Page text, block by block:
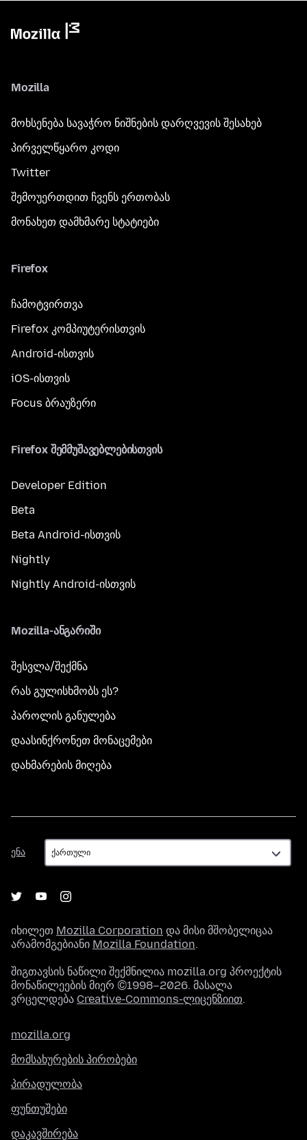
Mozilla
მოხსენება სავაჭრო ნიშნების დარღვევის შესახებ
პირველწყარო კოდი
Twitter
შემოუერთდით ჩვენს ერთობას
მონახეთ დამხმარე სტატიები
Firefox
ჩამოტვირთვა
Firefox კომპიუტერისთვის
Android-ისთვის
iOS-ისთვის
Focus ბრაუზერი
Firefox შემმუშავებლებისთვის
Developer Edition
Beta
Beta Android-ისთვის
Nightly
Nightly Android-ისთვის
Mozilla-ანგარიში
შესვლა/შექმნა
რას გულისხმობს ეს?
პაროლის განულება
დაასინქრონეთ მონაცემები
დახმარების მიღება
ენა
ენა
იხილეთ Mozilla Corporation და მისი მშობელიცაა
არამომგებიანი Mozilla Foundation.
შიგთავსის ნაწილი შექმნილია mozilla.org პროექტის
მონაწილეების მიერ ©1998–2026. მასალა
ვრცელდება Creative-Commons-ლიცენზიით.
mozilla.org
მომსახურების პირობები
პირადულობა
ფუნთუშები
დაკავშირება